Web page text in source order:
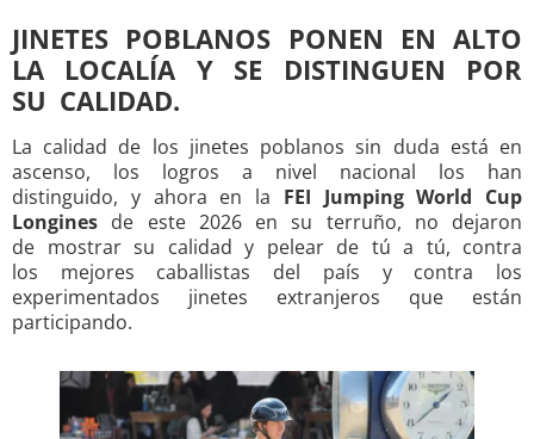
JINETES POBLANOS PONEN EN ALTO
LA LOCALÍA Y SE DISTINGUEN POR
SU CALIDAD.
La calidad de los jinetes poblanos sin duda está en
ascenso, los logros a nivel nacional los han
distinguido, y ahora en la FEI Jumping World Cup
Longines de este 2026 en su terruño, no dejaron
de mostrar su calidad y pelear de tú a tú, contra
los mejores caballistas del país y contra los
experimentados jinetes extranjeros que están
participando.